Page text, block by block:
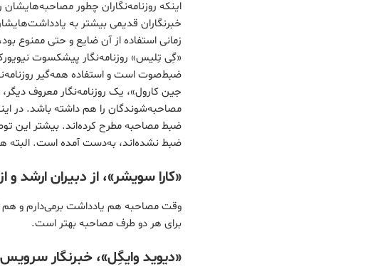
اینکه روزنامه‌نگاران چطور
خبرنگاران قدیمی بیشتر به
زمانی استفاده از آن ضایع و حتی ممنوع
«گِی تِلیس» روزنامه‌نگار پیشکسوت
ضبط‌صوت است و استفاده همه‌گیر
جین کارول»، یک روزنامه‌نگار معروف
ضبط مصاحبه مطرح کرده‌اند. بیشتر این
ضبط نشده‌اند، به‌دست آمده است. البته همه این 18 توصیه کوتاه و
«کارا سویشر»، از دبیران ارشد و
وقت مصاحبه هم یادداشت برمی‌دارم و
برای هر دو طرف مصاحبه بهتر است.
«دیوید وایگِل»، خبرنگار